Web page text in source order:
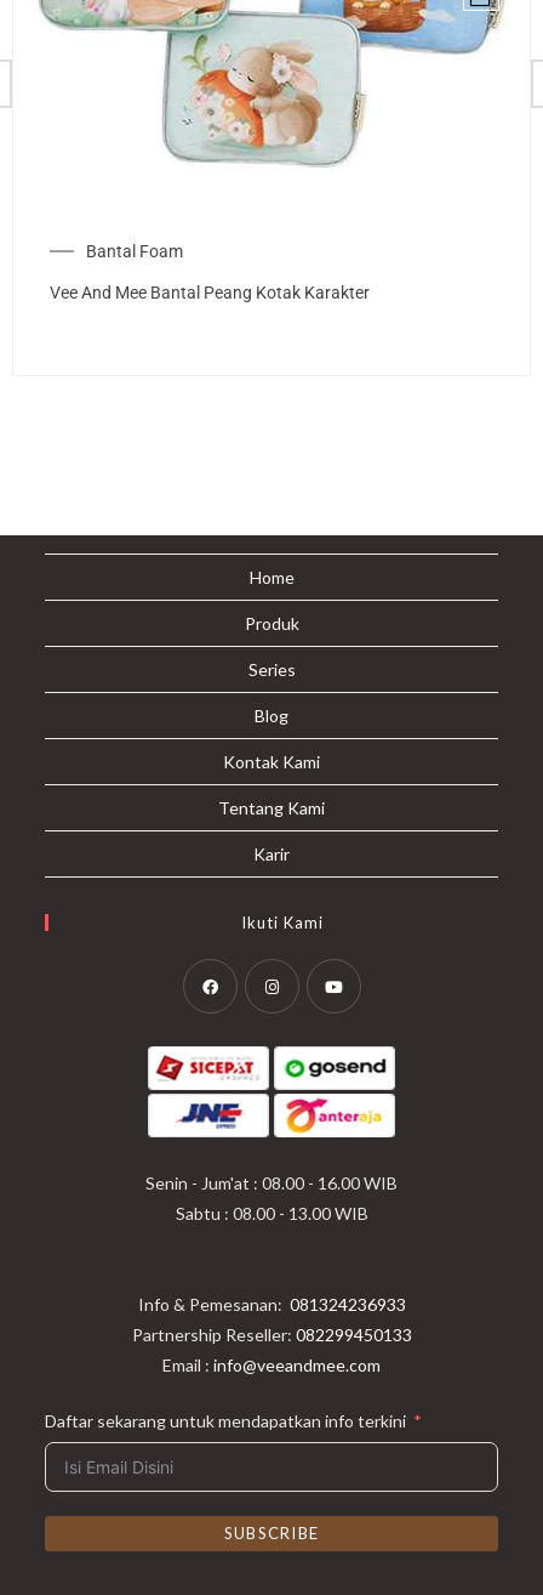
Bantal Foam
Vee And Mee Bantal Peang Kotak Karakter
Home
Produk
Series
Blog
Kontak Kami
Tentang Kami
Karir
Ikuti Kami
Senin - Jum'at : 08.00 - 16.00 WIB
Sabtu : 08.00 - 13.00 WIB
Info & Pemesanan: 081324236933
Partnership Reseller: 082299450133
Email : info@veeandmee.com
Daftar sekarang untuk mendapatkan info terkini
SUBSCRIBE